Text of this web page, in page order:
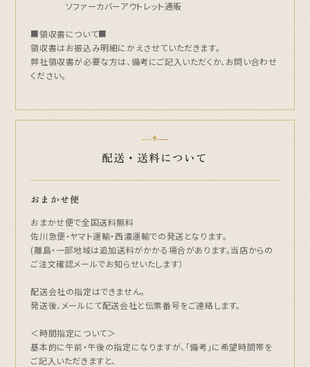
ソファーカバーアウトレット通販
■領収書について■
領収書はお振込み明細にかえさせていただきます。
弊社領収書が必要な方は、備考にご記入いただくか、お問い合わせ
ください。
配送・送料について
おまかせ便
おまかせ便で全国送料無料
佐川急便・ヤマト運輸・西濃運輸での発送となります。
(離島・一部地域は追加送料がかかる場合があります。当店からの
ご注文確認メールでお知らせいたします）
配送会社の指定はできません。
発送後、メールにて配送会社と伝票番号をご連絡します。
＜時間指定について＞
基本的に午前・午後の指定になりますが、「備考」に希望時間帯を
ご記入いただきますと、